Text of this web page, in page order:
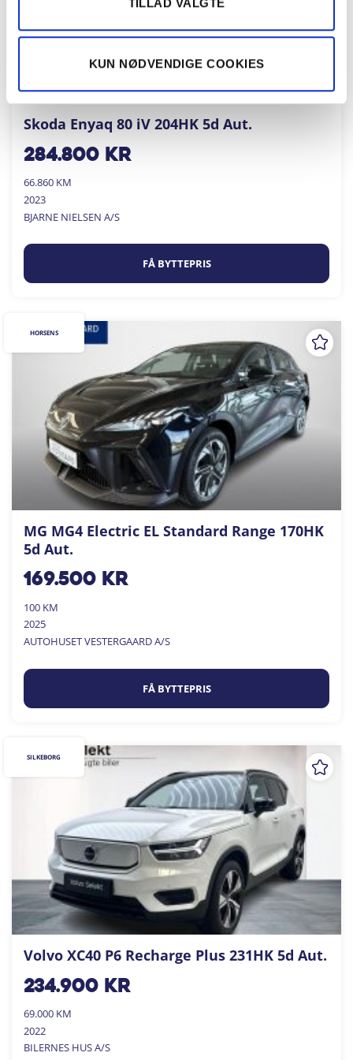
KUN NØDVENDIGE COOKIES
Skoda Enyaq 80 iV 204HK 5d Aut.
284.800kr
66.860 KM
2023
BJARNE NIELSEN A/S
FÅ BYTTEPRIS
MG MG4 Electric EL Standard Range 170HK
5d Aut.
169.500kr
100 KM
2025
AUTOHUSET VESTERGAARD A/S
FÅ BYTTEPRIS
HORSENS
Volvo XC40 P6 Recharge Plus 231HK 5d Aut.
234.900kr
69.000 KM
2022
BILERNES HUS A/S
SILKEBORG